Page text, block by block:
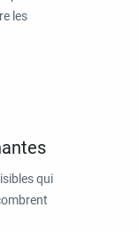
les
qui